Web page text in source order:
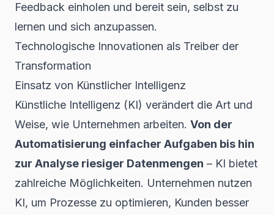
Feedback einholen und bereit sein, selbst zu
lernen und sich anzupassen.
Technologische Innovationen als Treiber der
Transformation
Einsatz von Künstlicher Intelligenz
Künstliche Intelligenz (KI) verändert die Art und
Weise, wie Unternehmen arbeiten. Von der
Automatisierung einfacher Aufgaben bis hin
zur Analyse riesiger Datenmengen – KI bietet
zahlreiche Möglichkeiten. Unternehmen nutzen
KI, um Prozesse zu optimieren, Kunden besser